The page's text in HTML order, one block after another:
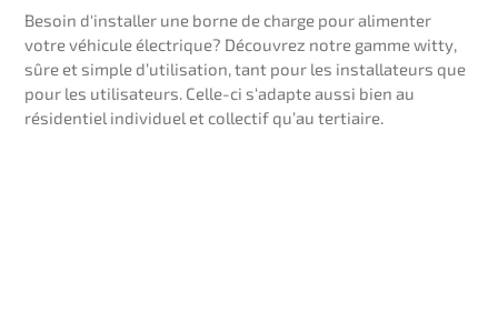
Besoin d'installer une borne de charge pour alimenter
votre véhicule électrique? Découvrez notre gamme witty,
sûre et simple d’utilisation, tant pour les installateurs que
pour les utilisateurs. Celle-ci s‘adapte aussi bien au
résidentiel individuel et collectif qu’au tertiaire.